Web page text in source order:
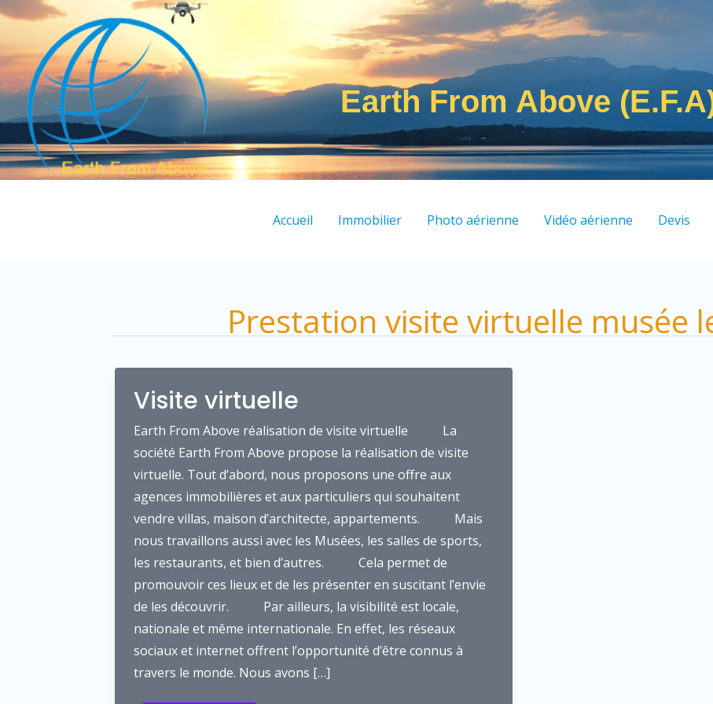
Aller
contenu
Earth From Above
Accueil Immobilier Photo aérienne Vidéo aérienne Devis
Prestation visite virtuelle musée
Visite virtuelle
Earth From Above réalisation de visite virtuelle La
société Earth From Above propose la réalisation de visite
virtuelle. Tout d’abord, nous proposons une offre aux
agences immobilières et aux particuliers qui souhaitent
vendre villas, maison d’architecte, appartements. Mais
nous travaillons aussi avec les Musées, les salles de sports,
les restaurants, et bien d’autres. Cela permet de
promouvoir ces lieux et de les présenter en suscitant l’envie
de les découvrir. Par ailleurs, la visibilité est locale,
nationale et même internationale. En effet, les réseaux
sociaux et internet offrent l’opportunité d’être connus à
travers le monde. Nous avons […]